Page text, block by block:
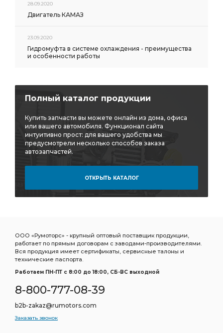
28.09.2020
Двигатель КАМАЗ
23.09.2020
Гидромуфта в системе охлаждения - преимущества
и особенности работы
Полный каталог продукции
Купить запчасти вы можете онлайн из дома, офиса
или вашего автомобиля. Функционал сайта
интуитивно прост: для вашего удобства мы
предусмотрели несколько способов заказа
автозапчастей.
ОТКРЫТЬ КАТАЛОГ
ООО «Румоторс» - крупный оптовый поставщик продукции,
работает по прямым договорам с заводами-производителями.
Вся продукция имеет сертификаты, сервисные талоны и
технические паспорта.
Работаем ПН-ПТ c 8:00 до 18:00, СБ-ВС выходной
8-800-777-08-39
b2b-zakaz@rumotors.com
Заказать звонок